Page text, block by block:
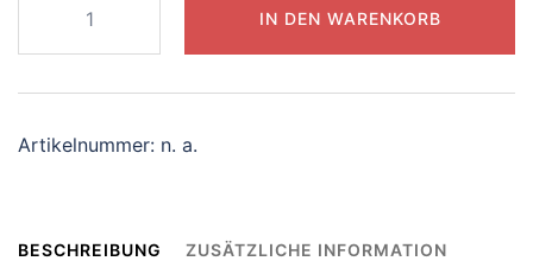
sparkling-
dolphin
Menge
IN DEN WARENKORB
Artikelnummer: n. a.
BESCHREIBUNG
ZUSÄTZLICHE INFORMATION